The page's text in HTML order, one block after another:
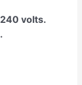
volts.